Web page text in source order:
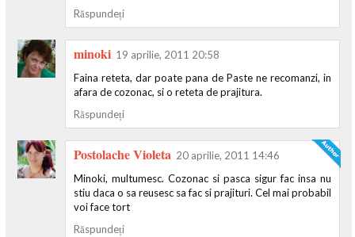
Răspundeți
minoki 19 aprilie, 2011 20:58
Faina reteta, dar poate pana de Paste ne recomanzi, in
afara de cozonac, si o reteta de prajitura.
Răspundeți
Postolache Violeta 20 aprilie, 2011 14:46
Minoki, multumesc. Cozonac si pasca sigur fac insa nu
stiu daca o sa reusesc sa fac si prajituri. Cel mai probabil
voi face tort
Răspundeți